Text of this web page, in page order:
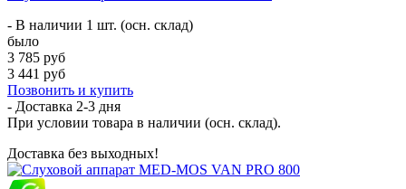
- В наличии 1 шт. (осн. склад)
было
3 785 руб
3 441 руб
Позвонить и купить
- Доставка 2-3 дня
При условии товара в наличии (осн. склад).
Доставка без выходных!